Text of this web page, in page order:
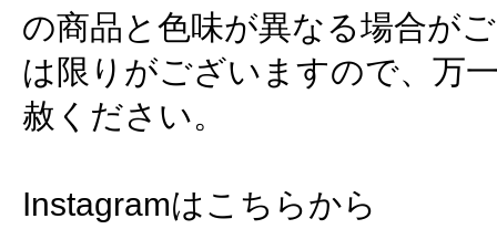
の商品と色味が異なる場合が
は限りがございますので、万
赦ください。
Instagramはこちらから